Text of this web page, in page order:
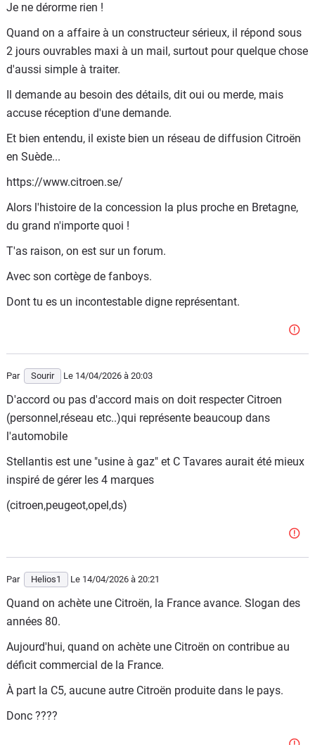
Je ne dérorme rien !
Quand on a affaire à un constructeur sérieux, il répond sous
2 jours ouvrables maxi à un mail, surtout pour quelque chose
d'aussi simple à traiter.
Il demande au besoin des détails, dit oui ou merde, mais
accuse réception d'une demande.
Et bien entendu, il existe bien un réseau de diffusion Citroën
en Suède...
https://www.citroen.se/
Alors l'histoire de la concession la plus proche en Bretagne,
du grand n'importe quoi !
T'as raison, on est sur un forum.
Avec son cortège de fanboys.
Dont tu es un incontestable digne représentant.
Par Sourir Le 14/04/2026 à 20:03
D'accord ou pas d'accord mais on doit respecter Citroen
(personnel,réseau etc..)qui représente beaucoup dans
l'automobile
Stellantis est une "usine à gaz" et C Tavares aurait été mieux
inspiré de gérer les 4 marques
(citroen,peugeot,opel,ds)
Par Helios1 Le 14/04/2026 à 20:21
Quand on achète une Citroën, la France avance. Slogan des
années 80.
Aujourd'hui, quand on achète une Citroën on contribue au
déficit commercial de la France.
À part la C5, aucune autre Citroën produite dans le pays.
Donc ????